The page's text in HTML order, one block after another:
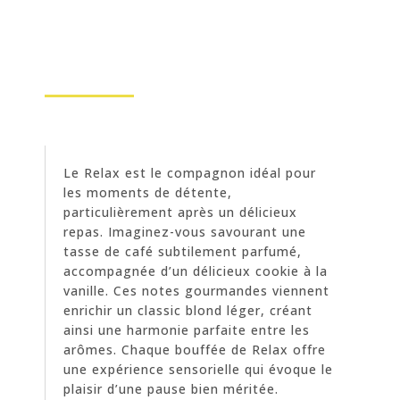
Le Relax est le compagnon idéal pour
les moments de détente,
particulièrement après un délicieux
repas. Imaginez-vous savourant une
tasse de café subtilement parfumé,
accompagnée d’un délicieux cookie à la
vanille. Ces notes gourmandes viennent
enrichir un classic blond léger, créant
ainsi une harmonie parfaite entre les
arômes. Chaque bouffée de Relax offre
une expérience sensorielle qui évoque le
plaisir d’une pause bien méritée.